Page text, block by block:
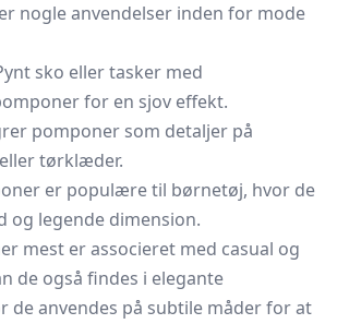
nogle anvendelser inden for mode
sko eller tasker med
for en sjov effekt.
pomponer som detaljer på
tørklæder.
er populære til børnetøj, hvor de
og legende dimension.
mest er associeret med casual og
de også findes i elegante
de anvendes på subtile måder for at